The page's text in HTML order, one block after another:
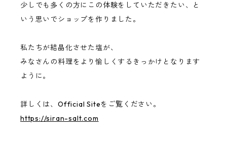
少しでも多くの方にこの体験をしていただきたい、と
いう思いでショップを作りました。
私たちが結晶化させた塩が、
みなさんの料理をより愉しくするきっかけとなります
ように。
詳しくは、Official Siteをご覧ください。
https://siran-salt.com